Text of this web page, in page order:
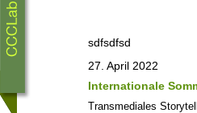
sdfsdfsd
27. April 2022
Internationale
Transmediales